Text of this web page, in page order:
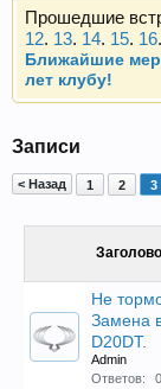
Прошедшие
12. 13. 14. 15. 16.
Ближайшие
лет клубу!
Внимание,
Чип-
Прошедшие
12. 13 14.15.16
Ближайшие
лет клубу!
Записи
< Назад 1 2 3
Не
Замена
D20DT.
Admin
Ответов:
0